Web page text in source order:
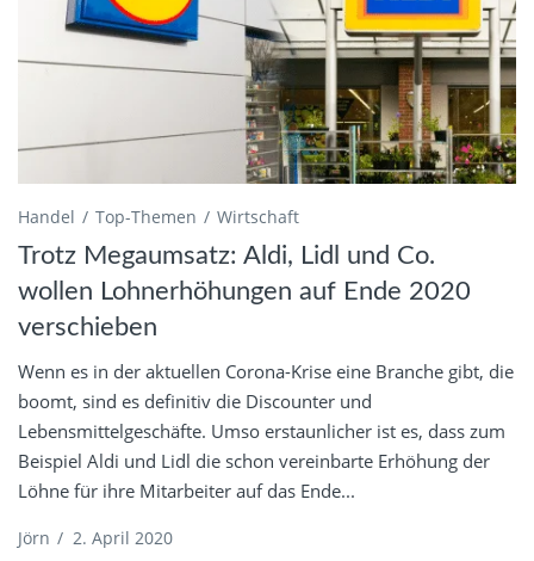
Handel Top-Themen Wirtschaft
Trotz Megaumsatz: Aldi, Lidl und Co.
wollen Lohnerhöhungen auf Ende 2020
verschieben
Wenn es in der aktuellen Corona-Krise eine Branche gibt, die
boomt, sind es definitiv die Discounter und
Lebensmittelgeschäfte. Umso erstaunlicher ist es, dass zum
Beispiel Aldi und Lidl die schon vereinbarte Erhöhung der
Löhne für ihre Mitarbeiter auf das Ende...
Jörn / 2. April 2020